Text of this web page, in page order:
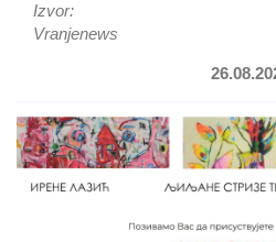
Izvor:
Vranjenews